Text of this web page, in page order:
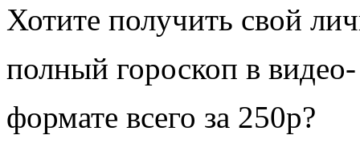
Хотите получить свой
полный гороскоп в видео-
формате всего за 250р?